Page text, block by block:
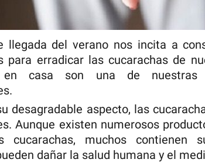
llegada del verano nos incita a
para erradicar las cucarachas de
en casa son una de nuestras
desagradable aspecto, las
Aunque existen numerosos
cucarachas, muchos contienen
dañar la salud humana y el